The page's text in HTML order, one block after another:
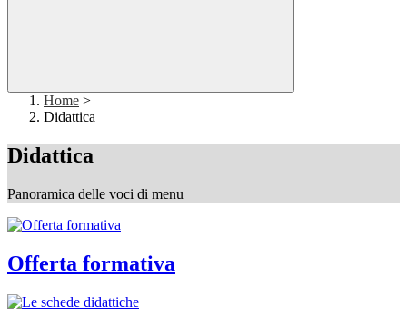
Home >
Didattica
Didattica
Panoramica delle voci di menu
Offerta formativa